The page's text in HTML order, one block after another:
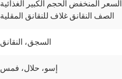
السعر المنخفض الحجم الكبير الغذائية
الصف النقانق غلاف للنقانق المقلية
السجق، النقانق
إسو، حلال، فمس